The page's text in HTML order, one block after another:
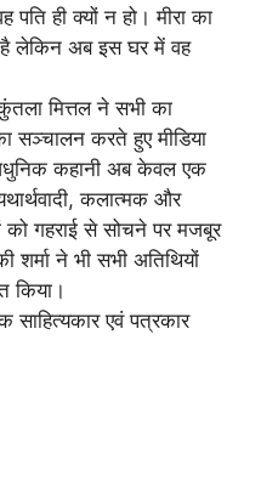
ही क्यों न हो। मीरा का
है लेकिन अब इस घर में वह
मित्तल ने सभी का
सञ्चालन करते हुए मीडिया
आधुनिक कहानी अब केवल एक
कलात्मक और
को गहराई से सोचने पर मजबूर
ने भी सभी अतिथियों
किया।
एवं पत्रकार